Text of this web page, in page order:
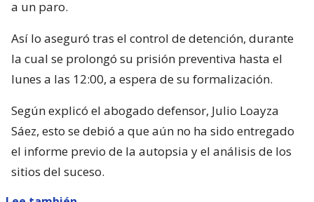
a un paro.
Así lo aseguró tras el control de detención, durante
la cual se prolongó su prisión preventiva hasta el
lunes a las 12:00, a espera de su formalización.
Según explicó el abogado defensor, Julio Loayza
Sáez, esto se debió a que aún no ha sido entregado
el informe previo de la autopsia y el análisis de los
sitios del suceso.